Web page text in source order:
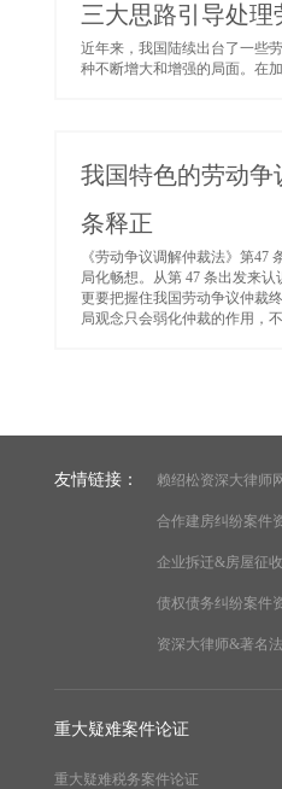
三大思路引导处理
近年来，我国陆续出台了一些
种不断增大和增强的局面。在
我国特色的劳动
条释正
《劳动争议调解仲裁法》第
局化畅想。从第 47 条出发来
更要把握住我国劳动争议仲裁
局观念只会弱化仲裁的作用，
友情链接： 赖绍松资深大律师
合作建房纠纷案件
企业拆迁&房屋征
债权债务纠纷案件
资深大律师&著名
重大疑难案件论证
重大疑难税务案件论证